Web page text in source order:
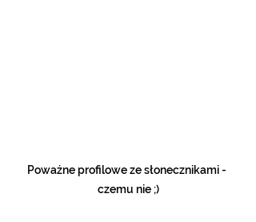
Poważne profilowe ze słonecznikami -
czemu nie ;)